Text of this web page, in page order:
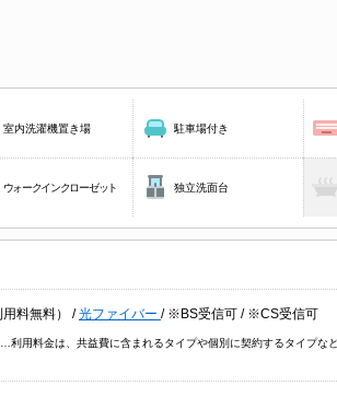
室内洗濯機置き場 駐車場付き
ウォークインクローゼット 独立洗面台
料無料） /光ファイバー / ※BS受信可 / ※CS受信可
用料金は、共益費に含まれるタイプや個別に契約するタイプな